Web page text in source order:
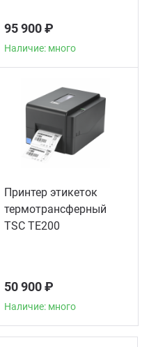
95 900 ₽
Наличие: много
Принтер этикеток
термотрансферный
TSC TE200
50 900 ₽
Наличие: много